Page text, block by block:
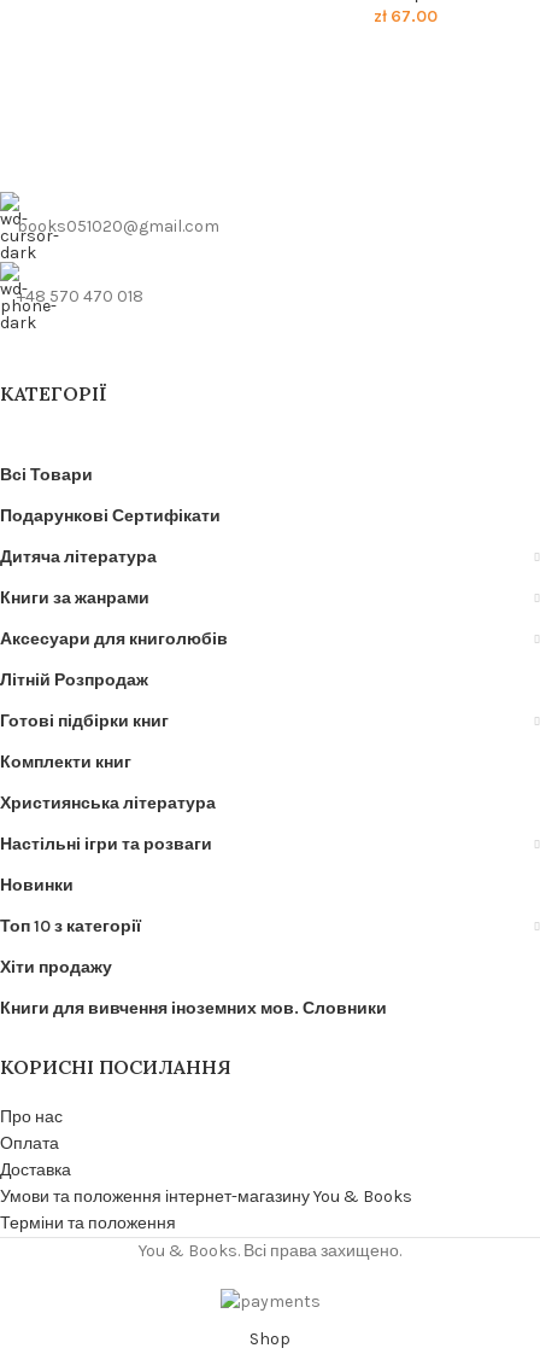
zł67.00
books051020@gmail.com
+48 570 470 018
КАТЕГОРІЇ
Всі Товари
Подарункові Сертифікати
Дитяча література
Книги за жанрами
Аксесуари для книголюбів
Літній Розпродаж
Готові підбірки книг
Комплекти книг
Християнська література
Настільні ігри та розваги
Новинки
Топ 10 з категорії
Хіти продажу
Книги для вивчення іноземних мов. Словники
КОРИСНІ ПОСИЛАННЯ
Про нас
Оплата
Доставка
Умови та положення інтернет-магазину You & Books
Терміни та положення
You & Books. Всі права захищено.
Shop